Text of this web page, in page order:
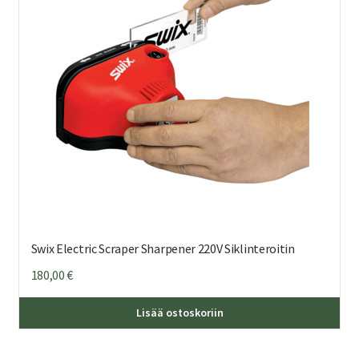
Swix Electric Scraper Sharpener 220V Siklinteroitin
180,00€
Lisää ostoskoriin